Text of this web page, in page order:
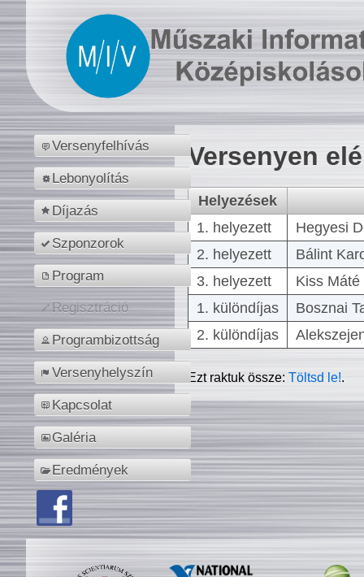
Versenyfelhívás
Lebonyolítás
Díjazás
Szponzorok
Program
Regisztráció
Programbizottság
Versenyhelyszín
Kapcsolat
Galéria
Eredmények
Versenyen
Helyezések
1. helyezett
Hegyesi
2. helyezett
Bálint
3. helyezett
Kiss
1. különdíjas
Bosznai
2. különdíjas
Ezt raktuk össze:Töltsd le!.